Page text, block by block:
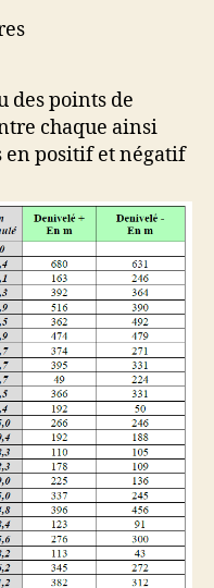
des points de
chaque ainsi
en positif et négatif